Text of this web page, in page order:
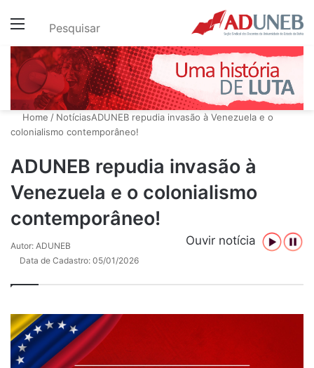
Menu Pesquisar
Home / NotíciasADUNEB repudia invasão à Venezuela e o
colonialismo contemporâneo!
ADUNEB repudia invasão à
Venezuela e o colonialismo
contemporâneo!
Ouvir notícia
Autor: ADUNEB
Data de Cadastro: 05/01/2026